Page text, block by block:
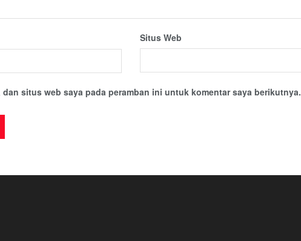
Situs Web
dan situs web saya pada peramban ini untuk komentar saya berikutnya.